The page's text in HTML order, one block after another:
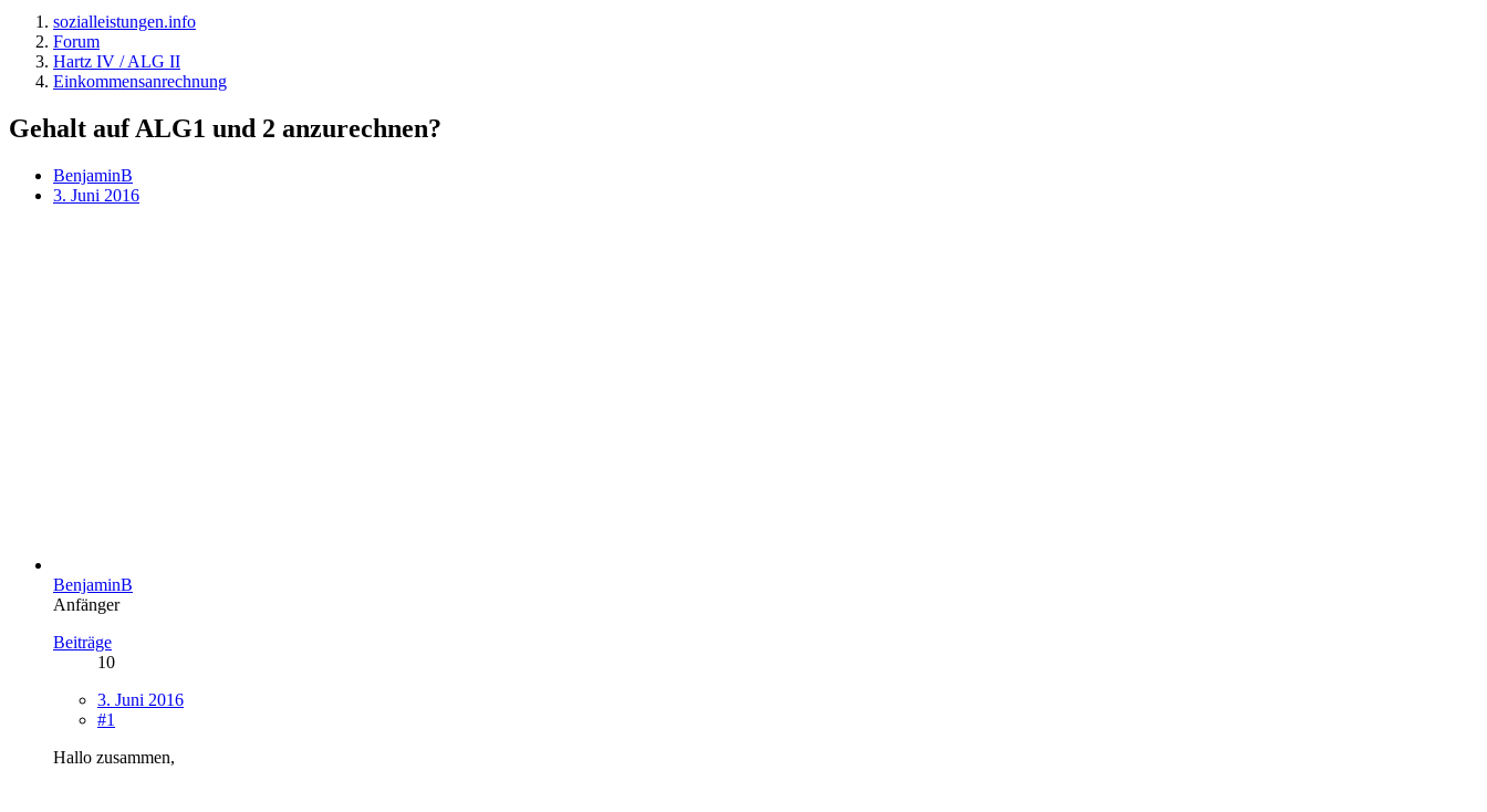
sozialleistungen.info
Forum
Hartz IV / ALG II
Einkommensanrechnung
Gehalt auf ALG1 und 2 anzurechnen?
BenjaminB
3. Juni 2016
BenjaminB
Anfänger
Beiträge
10
3. Juni 2016
#1
Hallo zusammen,